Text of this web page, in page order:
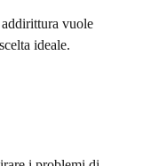
vuole
ideale.